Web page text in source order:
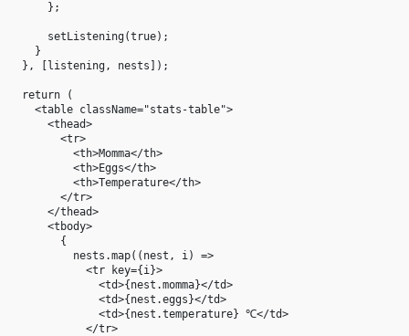
      };
      setListening(true);
    }
  }, [listening, nests]);
  return (
    <table className="stats-table">
      <thead>
        <tr>
          <th>Momma</th>
          <th>Eggs</th>
          <th>Temperature</th>
        </tr>
      </thead>
      <tbody>
        {
          nests.map((nest, i) =>
            <tr key={i}>
              <td>{nest.momma}</td>
              <td>{nest.eggs}</td>
              <td>{nest.temperature} ℃</td>
            </tr>